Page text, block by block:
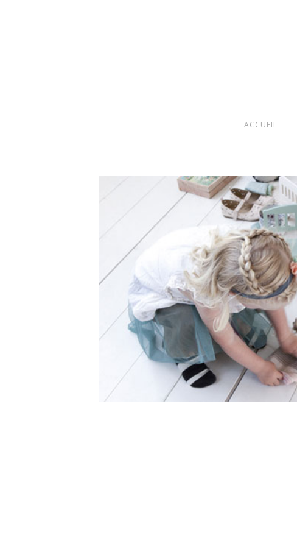
ACCUEIL